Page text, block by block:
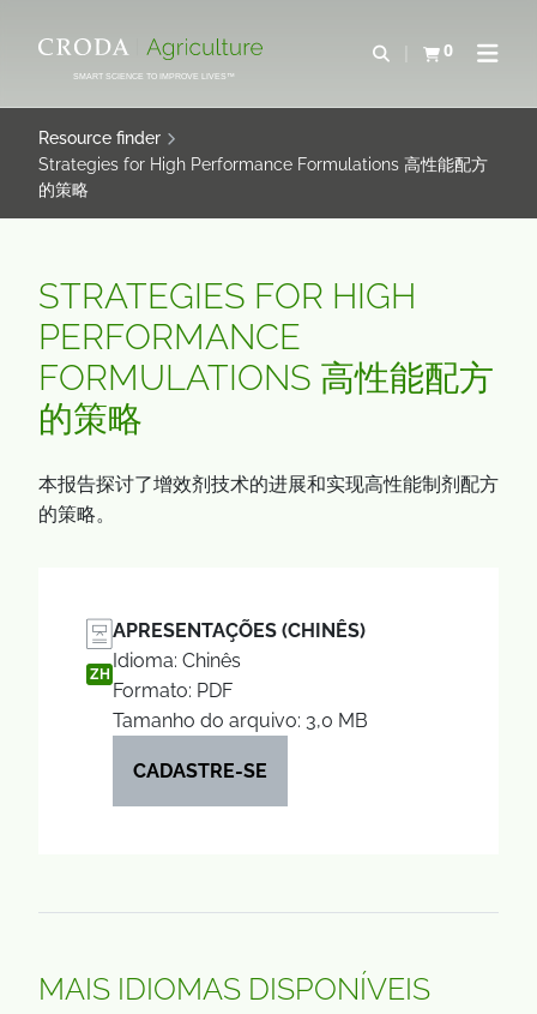
PARA
CONTEÚDO
PARA
MENU
SMART SCIENCE TO IMPROVE LIVES™
Abrir pesquisa
0
Exibir cestaAbrir
Resource finder
Strategies for High Performance Formulations 高性能配方
的策略
STRATEGIES FOR HIGH
PERFORMANCE
FORMULATIONS 高性能配方
的策略
本报告探讨了增效剂技术的进展和实现高性能制剂配方
的策略。
ZH
APRESENTAÇÕES (CHINÊS)
Idioma: Chinês
Formato: PDF
Tamanho do arquivo: 3,0 MB
CADASTRE-SE
MAIS IDIOMAS DISPONÍVEIS